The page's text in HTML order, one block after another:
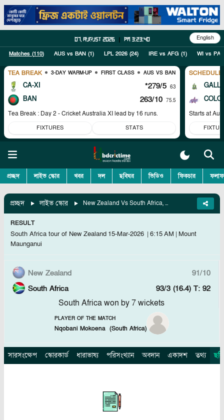
07, August 2026 pm 3:23:41 English
Matches (110) AUS vs BAN (1) LPL 2026 (24) IRE vs AFG (1) WI vs PAK
TEA BREAK 3-DAY WARM-UP FIRST CLASS AUS VS BAN
CA-XI *279/5 63
BAN 263/10 75.5
Tea Break : Day 2 - Cricket Australia XI lead by 16 runs.
FIXTURES STATS
Starts at
প্রচ্ছদ লাইভ স্কোর খবর দল ছবিঘর ভিডিও ফিকচার
প্রচ্ছদ লাইভ স্কোর New Zealand Vs South Africa, 1st T20I
RESULT
South Africa tour of New Zealand 15-Mar-2026 | 6:15 AM | Mount
Maunganui
New Zealand
91/10
South Africa
93/3 (16.4) T: 92
South Africa won by 7 wickets
PLAYER OF THE MATCH
Nqobani Mokoena (South Africa)
সারসংক্ষেপ স্কোরকার্ড ধারাভাষ্য পরিসংখ্যান অবদান একাদশ তথ্য